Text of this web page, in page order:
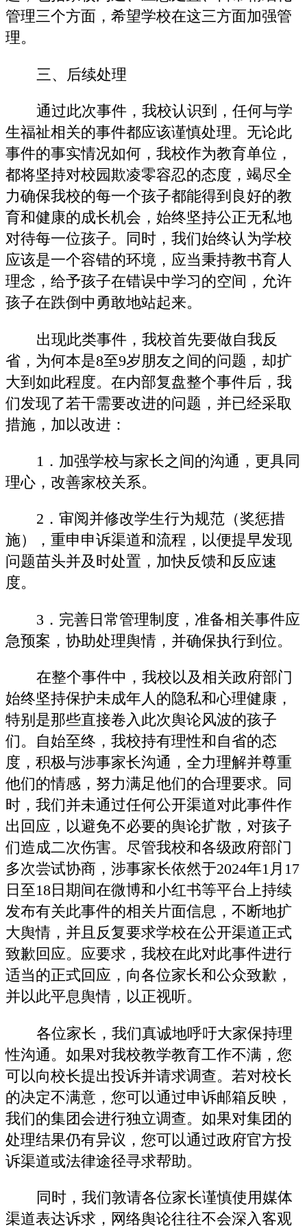
管理三个方面，希望学校在这三方面加强管
理。
三、后续处理
通过此次事件，我校认识到，任何与学
生福祉相关的事件都应该谨慎处理。无论此
事件的事实情况如何，我校作为教育单位，
都将坚持对校园欺凌零容忍的态度，竭尽全
力确保我校的每一个孩子都能得到良好的教
育和健康的成长机会，始终坚持公正无私地
对待每一位孩子。同时，我们始终认为学校
应该是一个容错的环境，应当秉持教书育人
理念，给予孩子在错误中学习的空间，允许
孩子在跌倒中勇敢地站起来。
出现此类事件，我校首先要做自我反
省，为何本是8至9岁朋友之间的问题，却扩
大到如此程度。在内部复盘整个事件后，我
们发现了若干需要改进的问题，并已经采取
措施，加以改进：
1．加强学校与家长之间的沟通，更具同
理心，改善家校关系。
2．审阅并修改学生行为规范（奖惩措
施），重申申诉渠道和流程，以便提早发现
问题苗头并及时处置，加快反馈和反应速
度。
3．完善日常管理制度，准备相关事件应
急预案，协助处理舆情，并确保执行到位。
在整个事件中，我校以及相关政府部门
始终坚持保护未成年人的隐私和心理健康，
特别是那些直接卷入此次舆论风波的孩子
们。自始至终，我校持有理性和自省的态
度，积极与涉事家长沟通，全力理解并尊重
他们的情感，努力满足他们的合理要求。同
时，我们并未通过任何公开渠道对此事件作
出回应，以避免不必要的舆论扩散，对孩子
们造成二次伤害。尽管我校和各级政府部门
多次尝试协商，涉事家长依然于2024年1月17
日至18日期间在微博和小红书等平台上持续
发布有关此事件的相关片面信息，不断地扩
大舆情，并且反复要求学校在公开渠道正式
致歉回应。应要求，我校在此对此事件进行
适当的正式回应，向各位家长和公众致歉，
并以此平息舆情，以正视听。
各位家长，我们真诚地呼吁大家保持理
性沟通。如果对我校教学教育工作不满，您
可以向校长提出投诉并请求调查。若对校长
的决定不满意，您可以通过申诉邮箱反映，
我们的集团会进行独立调查。如果对集团的
处理结果仍有异议，您可以通过政府官方投
诉渠道或法律途径寻求帮助。
同时，我们敦请各位家长谨慎使用媒体
渠道表达诉求，网络舆论往往不会深入客观